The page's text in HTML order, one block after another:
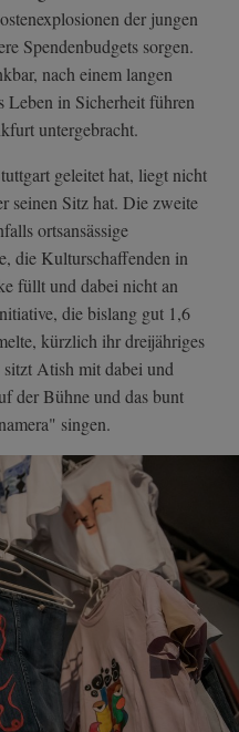
der jungen
Spendenbudgets sorgen.
nach einem langen
Leben in Sicherheit führen
untergebracht.
geleitet hat, liegt nicht
seinen Sitz hat. Die zweite
ortsansässige
die Kulturschaffenden in
füllt und dabei nicht an
die bislang gut 1,6
kürzlich ihr dreijähriges
Atish mit dabei und
der Bühne und das bunt
singen.